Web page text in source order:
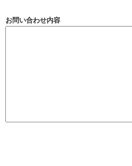
お問い合わせ内容